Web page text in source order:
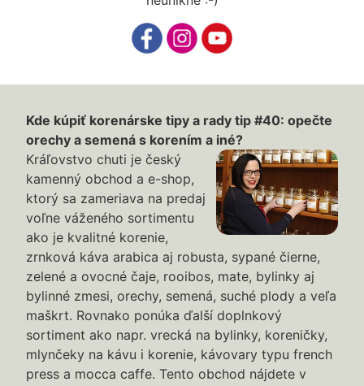
Kde kúpiť korenárske tipy a rady tip #40: opečte
orechy a semená s korením a iné?
Kráľovstvo chuti je český
kamenný obchod a e-shop,
ktorý sa zameriava na predaj
voľne váženého sortimentu
ako je kvalitné korenie,
zrnková káva arabica aj robusta, sypané čierne,
zelené a ovocné čaje, rooibos, mate, bylinky aj
bylinné zmesi, orechy, semená, suché plody a veľa
maškrt. Rovnako ponúka ďalší doplnkový
sortiment ako napr. vrecká na bylinky, koreničky,
mlynčeky na kávu i korenie, kávovary typu french
press a mocca caffe. Tento obchod nájdete v